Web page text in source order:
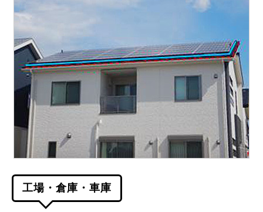
工場・倉庫・車庫